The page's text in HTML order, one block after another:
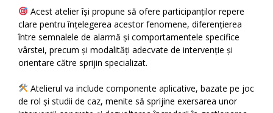
Acest atelier își propune să ofere participanților repere
clare pentru înțelegerea acestor fenomene, diferențierea
între semnalele de alarmă și comportamentele specifice
vârstei, precum și modalități adecvate de intervenție și
orientare către sprijin specializat.
Atelierul va include componente aplicative, bazate pe joc
de rol și studii de caz, menite să sprijine exersarea unor